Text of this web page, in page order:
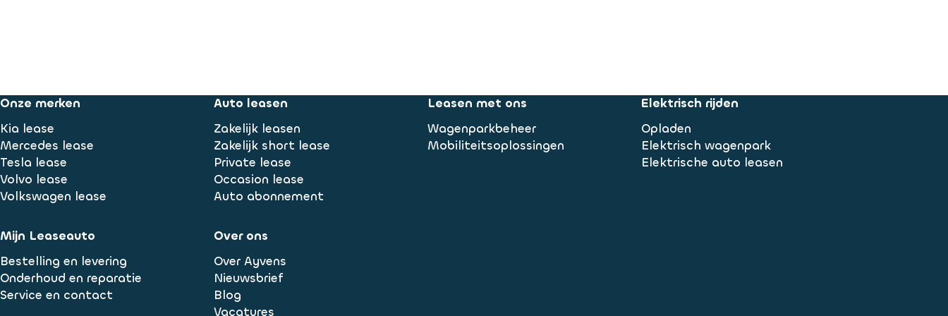
Onze merken
Kia lease
Mercedes lease
Tesla lease
Volvo lease
Volkswagen lease
Auto leasen
Zakelijk leasen
Zakelijk short lease
Private lease
Occasion lease
Auto abonnement
Leasen met ons
Wagenparkbeheer
Mobiliteitsoplossingen
Elektrisch rijden
Opladen
Elektrisch wagenpark
Elektrische auto leasen
Mijn Leaseauto
Bestelling en levering
Onderhoud en reparatie
Service en contact
Over ons
Over Ayvens
Nieuwsbrief
Blog
Vacatures